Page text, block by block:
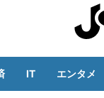
IT エンタメ